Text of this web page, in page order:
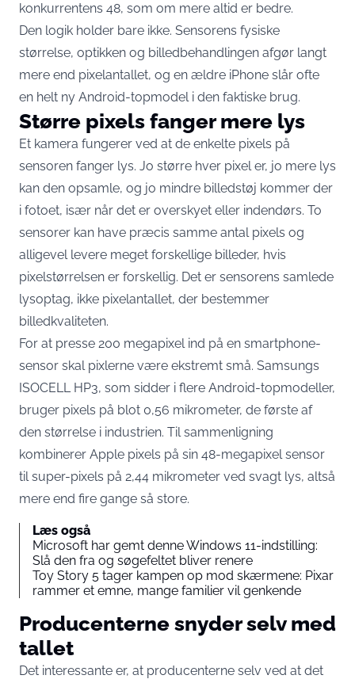
konkurrentens 48, som om mere altid er bedre.
Den logik holder bare ikke. Sensorens fysiske
størrelse, optikken og billedbehandlingen afgør langt
mere end pixelantallet, og en ældre iPhone slår ofte
en helt ny Android-topmodel i den faktiske brug.
Større pixels fanger mere lys
Et kamera fungerer ved at de enkelte pixels på
sensoren fanger lys. Jo større hver pixel er, jo mere lys
kan den opsamle, og jo mindre billedstøj kommer der
i fotoet, især når det er overskyet eller indendørs. To
sensorer kan have præcis samme antal pixels og
alligevel levere meget forskellige billeder, hvis
pixelstørrelsen er forskellig. Det er sensorens samlede
lysoptag, ikke pixelantallet, der bestemmer
billedkvaliteten.
For at presse 200 megapixel ind på en smartphone-
sensor skal pixlerne være ekstremt små. Samsungs
ISOCELL HP3, som sidder i flere Android-topmodeller,
bruger pixels på blot 0,56 mikrometer, de første af
den størrelse i industrien. Til sammenligning
kombinerer Apple pixels på sin 48-megapixel sensor
til super-pixels på 2,44 mikrometer ved svagt lys, altså
mere end fire gange så store.
Læs også
Microsoft har gemt denne Windows 11-indstilling:
Slå den fra og søgefeltet bliver renere
Toy Story 5 tager kampen op mod skærmene: Pixar
rammer et emne, mange familier vil genkende
Producenterne snyder selv med
tallet
Det interessante er, at producenterne selv ved at det